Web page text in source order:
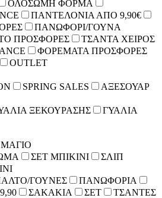
ΟΛΟΣΩΜΗ ΦΟΡΜΑ
ΠΑΝΤΕΛΟΝΙΑ ΑΠΟ 9,90€
ΠΑΝΩΦΟΡΙ/ΓΟΥΝΑ
ΠΡΟΣΦΟΡΕΣ
ΤΣΑΝΤΑ ΧΕΙΡΟΣ
ΦΟΡΕΜΑΤΑ ΠΡΟΣΦΟΡΕΣ
OUTLET
SPRING SALES
ΑΞΕΣΟΥΑΡ
ΞΕΚΟΥΡΑΣΗΣ
ΓΥΑΛΙΑ
ΜΑΓΙΟ
ΣΕΤ ΜΠΙΚΙΝΙ
ΣΛΙΠ
ΓΟΥΝΕΣ
ΠΑΝΩΦΟΡΙΑ
ΣΑΚΑΚΙΑ ΣΕΤ
ΤΣΑΝΤΕΣ